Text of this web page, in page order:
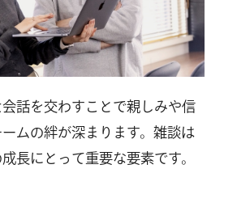
会話を交わすことで親しみや信
ムの絆が深まります。雑談は
長にとって重要な要素です。